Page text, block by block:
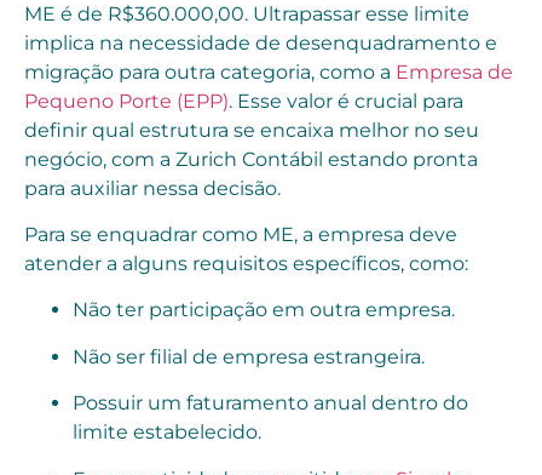
ME é de R$360.000,00. Ultrapassar esse limite
implica na necessidade de desenquadramento e
migração para outra categoria, como a Empresa de
Pequeno Porte (EPP). Esse valor é crucial para
definir qual estrutura se encaixa melhor no seu
negócio, com a Zurich Contábil estando pronta
para auxiliar nessa decisão.
Para se enquadrar como ME, a empresa deve
atender a alguns requisitos específicos, como:
Não ter participação em outra empresa.
Não ser filial de empresa estrangeira.
Possuir um faturamento anual dentro do
limite estabelecido.